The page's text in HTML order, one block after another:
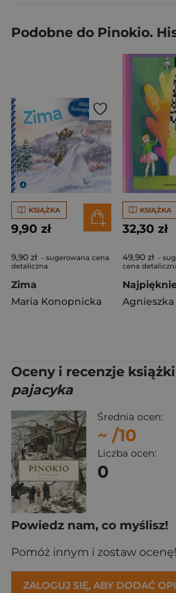
Podobne do Pinokio.
KSIĄŻKA
9,90 zł
9,90 zł - sugerowana cena
detaliczna
Zima
Maria Konopnicka
KSIĄŻKA
32,30 zł
49,90 zł -
cena
Agnieszka
Oceny i recenzje książki
pajacyka
Średnia ocen:
~ /10
Liczba ocen:
0
Powiedz nam, co myślisz!
Pomóż innym i zostaw ocenę!
ZALOGUJ SIĘ, ABY DODAĆ